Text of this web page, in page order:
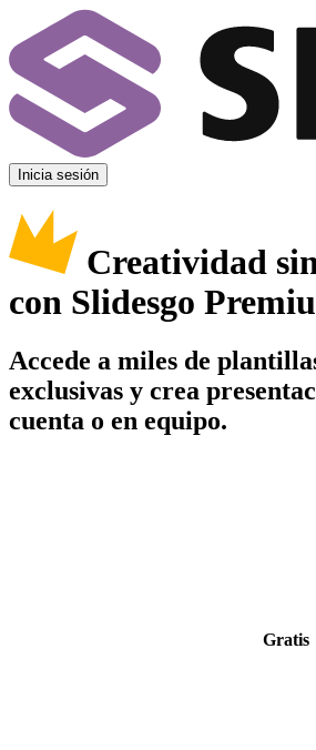
Inicia sesión
Creatividad
con Slidesgo
Accede a miles de
exclusivas y crea
cuenta o en equipo.
Gratis